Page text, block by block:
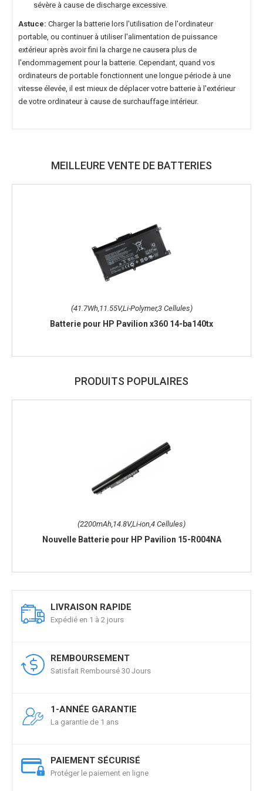
sévère à cause de discharge excessive.
Astuce: Charger la batterie lors l'utilisation de l'ordinateur
portable, ou continuer à utiliser l'alimentation de puissance
extérieur après avoir fini la charge ne causera plus de
l'endommagement pour la batterie. Cependant, quand vos
ordinateurs de portable fonctionnent une longue période à une
vitesse élevée, il est mieux de déplacer votre batterie à l'extérieur
de votre ordinateur à cause de surchauffage intérieur.
MEILLEURE VENTE DE BATTERIES
(41.7Wh,11.55V,Li-Polymer,3 Cellules)
Batterie pour HP Pavilion x360 14-ba140tx
PRODUITS POPULAIRES
(2200mAh,14.8V,Li-ion,4 Cellules)
Nouvelle Batterie pour HP Pavilion 15-R004NA
LIVRAISON RAPIDE
Expédié en 1 à 2 jours
REMBOURSEMENT
Satisfait Remboursé 30 Jours
1-ANNÉE GARANTIE
La garantie de 1 ans
PAIEMENT SÉCURISÉ
Protéger le paiement en ligne